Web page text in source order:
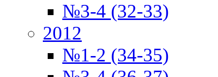
№3-4 (32-33)
2012
№1-2 (34-35)